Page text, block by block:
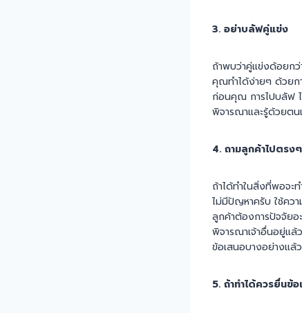
3. อย่าบลัฟคู่แข่ง
ถ้าพบว่าคู่แข่งด้อยกว่
คุณทำได้ง่ายๆ ด้วยก
ก่อนคุณ การไปบลัฟ ไ
พิจารณาและรู้ด้วยตน
4. ถามลูกค้าไปตรง
ถ้าได้ทำในสิ่งที่พอจะ
ไม่มีปัญหาครับ ใช้คว
ลูกค้าต้องการปัจจัยอ
พิจารณาเจ้าอื่นอยู่แล้
ข้อเสนอบางอย่างแล้
5. ถ้าทำได้ควรยื่นข้